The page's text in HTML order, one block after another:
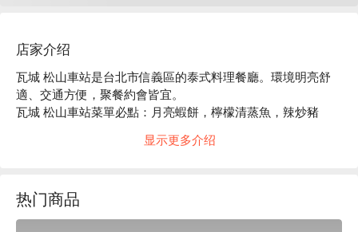
店家介绍
瓦城 松山車站是台北市信義區的泰式料理餐廳。環境明亮舒
適、交通方便，聚餐約會皆宜。
瓦城 松山車站菜單必點：月亮蝦餅，檸檬清蒸魚，辣炒豬
瓦城 松山車站推薦：餐點選擇豐富，價格親民，服務穩定。
显示更多介绍
热门商品